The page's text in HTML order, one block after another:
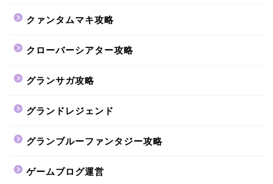
クァンタムマキ攻略
クローバーシアター攻略
グランサガ攻略
グランドレジェンド
グランブルーファンタジー攻略
ゲームブログ運営